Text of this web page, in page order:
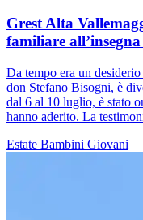
Grest Alta
familiare
Da tempo era un
don Stefano Bisogni, è
dal 6 al 10 luglio, è stato
hanno aderito. La
Estate Bambini Giovani